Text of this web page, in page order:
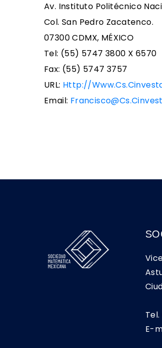
Av. Instituto Politécnico
Col. San Pedro Zacatenco.
07300 CDMX, MÉXICO
Tel: (55) 5747 3800 X 6570
Fax: (55) 5747 3757
URL: Http://
Email:
E-